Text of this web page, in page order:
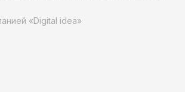
«Digital idea»